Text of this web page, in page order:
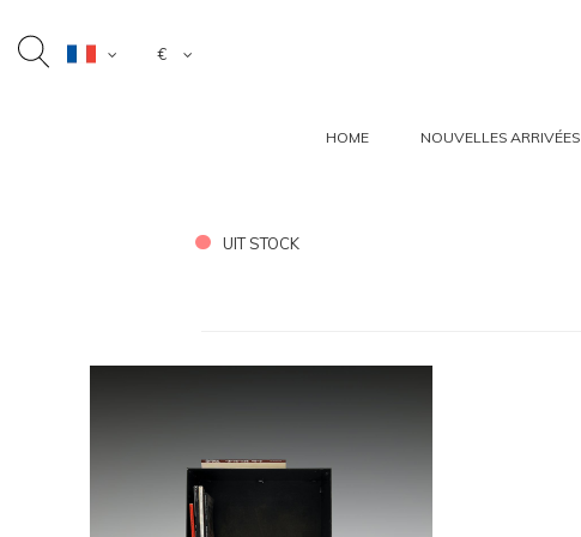
€
HOME NOUVELLES ARRIVÉES
UIT STOCK